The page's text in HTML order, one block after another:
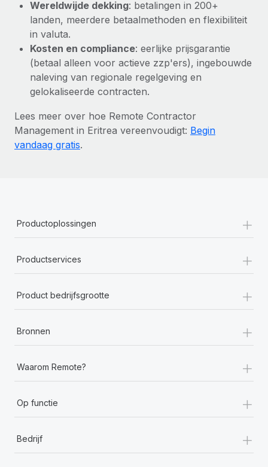
Wereldwijde dekking: betalingen in 200+
landen, meerdere betaalmethoden en flexibiliteit
in valuta.
Kosten en compliance: eerlijke prijsgarantie
(betaal alleen voor actieve zzp'ers), ingebouwde
naleving van regionale regelgeving en
gelokaliseerde contracten.
Lees meer over hoe Remote Contractor
Management in Eritrea vereenvoudigt: Begin
vandaag gratis.
Productoplossingen +
Productservices +
Product bedrijfsgrootte +
Bronnen +
Waarom Remote? +
Op functie +
Bedrijf
+